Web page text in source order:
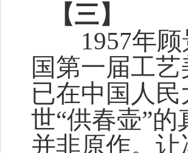
【三】
1957年顾
国第一届工
已在中国人
世“供春壶”
并非原作。